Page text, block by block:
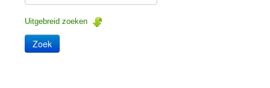
Uitgebreid zoeken